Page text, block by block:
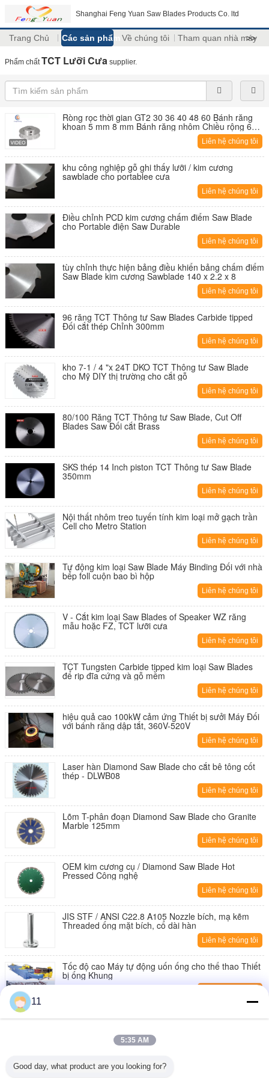
Shanghai Feng Yuan Saw Blades Products Co. ltd
Trang Chủ Các sản phẩm Về chúng tôi Tham quan nhà máy
>>
Phẩm chấtTCT Lưỡi Cưa supplier.
Ròng rọc thời gian GT2 30 36 40 48 60 Bánh răng
khoan 5 mm 8 mm Bánh răng nhôm Chiều rộng 6
Liên hệ chúng tôi
khu công nghiệp gỗ ghi thấy lưỡi / kim cương
sawblade cho portablee cưa
Liên hệ chúng tôi
Điều chỉnh PCD kim cương chấm điểm Saw Blade
cho Portable điện Saw Durable
Liên hệ chúng tôi
tùy chỉnh thực hiện bảng điều khiển bảng chấm điểm
Saw Blade kim cương Sawblade 140 x 2.2 x 8
Liên hệ chúng tôi
96 răng TCT Thông tư Saw Blades Carbide tipped
Đối cắt thép Chỉnh 300mm
Liên hệ chúng tôi
kho 7-1 / 4 "x 24T DKO TCT Thông tư Saw Blade
cho Mỹ DIY thị trường cho cắt gỗ
Liên hệ chúng tôi
80/100 Răng TCT Thông tư Saw Blade, Cut Off
Blades Saw Đối cắt Brass
Liên hệ chúng tôi
SKS thép 14 Inch piston TCT Thông tư Saw Blade
350mm
Liên hệ chúng tôi
Nội thất nhôm treo tuyến tính kim loại mở gạch trần
Cell cho Metro Station
Liên hệ chúng tôi
Tự động kim loại Saw Blade Máy Binding Đối với nhà
bếp foll cuộn bao bì hộp
Liên hệ chúng tôi
V - Cắt kim loại Saw Blades of Speaker WZ răng
mẫu hoặc FZ, TCT lưỡi cưa
Liên hệ chúng tôi
TCT Tungsten Carbide tipped kim loại Saw Blades
để rip đĩa cứng và gỗ mềm
Liên hệ chúng tôi
hiệu quả cao 100kW cảm ứng Thiết bị sưởi Máy Đối
với bánh răng dập tắt, 360V-520V
Liên hệ chúng tôi
Laser hàn Diamond Saw Blade cho cắt bê tông cốt
thép - DLWB08
Liên hệ chúng tôi
Lõm T-phân đoạn Diamond Saw Blade cho Granite
Marble 125mm
Liên hệ chúng tôi
OEM kim cương cụ / Diamond Saw Blade Hot
Pressed Công nghệ
Liên hệ chúng tôi
JIS STF / ANSI C22.8 A105 Nozzle bích, mạ kẽm
Threaded ống mặt bích, cổ dài hàn
Liên hệ chúng tôi
Tốc độ cao Máy tự động uốn ống cho thể thao Thiết
bị ống Khung
Tự động CNC ép thủy lực phanh máy uốn cho ống
CNC ống bender để kiểm soát radium cuộc sống lâu
11
5:35 AM
Good day, what product are you looking for?